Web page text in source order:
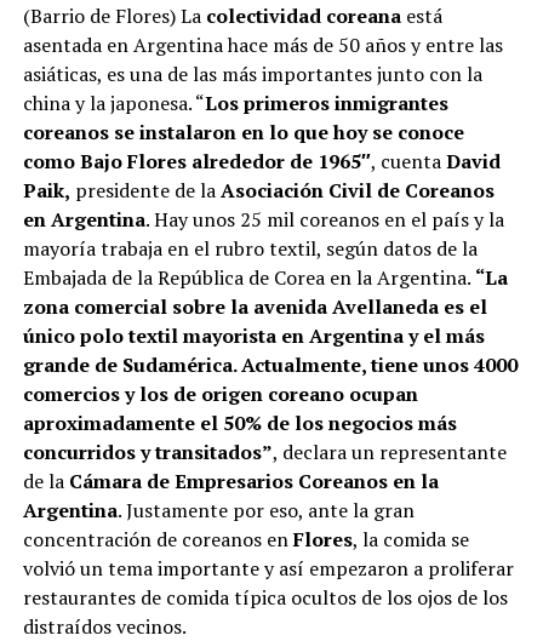
(Barrio de Flores) Lacolectividad coreanaestá
asentada en Argentina hace más de 50 años y entre las
asiáticas, es una de las más importantes junto con la
china y la japonesa. “Los primeros inmigrantes
coreanos se instalaron en lo que hoy se conoce
como Bajo Flores alrededor de 1965″, cuentaDavid
Paik, presidente de laAsociación Civil de Coreanos
en Argentina. Hay unos 25 mil coreanos en el país y la
mayoría trabaja en el rubro textil, según datos de la
Embajada de la República de Corea en la Argentina. “La
zona comercial sobre la avenida Avellaneda es el
único polo textil mayorista en Argentina y el más
grande de Sudamérica. Actualmente, tiene unos 4000
comercios y los de origen coreano ocupan
aproximadamente el 50% de los negocios más
concurridos y transitados”, declara un representante
de la Cámara de Empresarios Coreanos en la
Argentina. Justamente por eso, ante la gran
concentración de coreanos enFlores, la comida se
volvió un tema importante y así empezaron a proliferar
restaurantes de comida típica ocultos de los ojos de los
distraídos vecinos.